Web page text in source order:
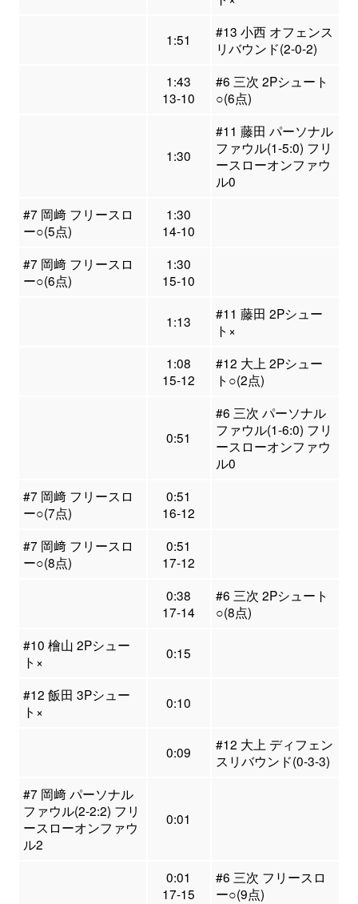
1:51
#13 小西 オフェンス
リバウンド(2-0-2)
1:43
13-10
#6 三次 2Pシュート
○(6点)
1:30
#11 藤田 パーソナル
ファウル(1-5:0) フリ
ースローオンファウ
ル0
#7 岡﨑 フリースロ
ー○(5点)
1:30
14-10
#7 岡﨑 フリースロ
ー○(6点)
1:30
15-10
1:13
#11 藤田 2Pシュー
ト×
1:08
15-12
#12 大上 2Pシュー
ト○(2点)
0:51
#6 三次 パーソナル
ファウル(1-6:0) フリ
ースローオンファウ
ル0
#7 岡﨑 フリースロ
ー○(7点)
0:51
16-12
#7 岡﨑 フリースロ
ー○(8点)
0:51
17-12
0:38
17-14
#6 三次 2Pシュート
○(8点)
#10 檜山 2Pシュー
ト×
0:15
#12 飯田 3Pシュー
ト×
0:10
0:09
#12 大上 ディフェン
スリバウンド(0-3-3)
#7 岡﨑 パーソナル
ファウル(2-2:2) フリ
ースローオンファウ
ル2
0:01
0:01
17-15
#6 三次 フリースロ
ー○(9点)